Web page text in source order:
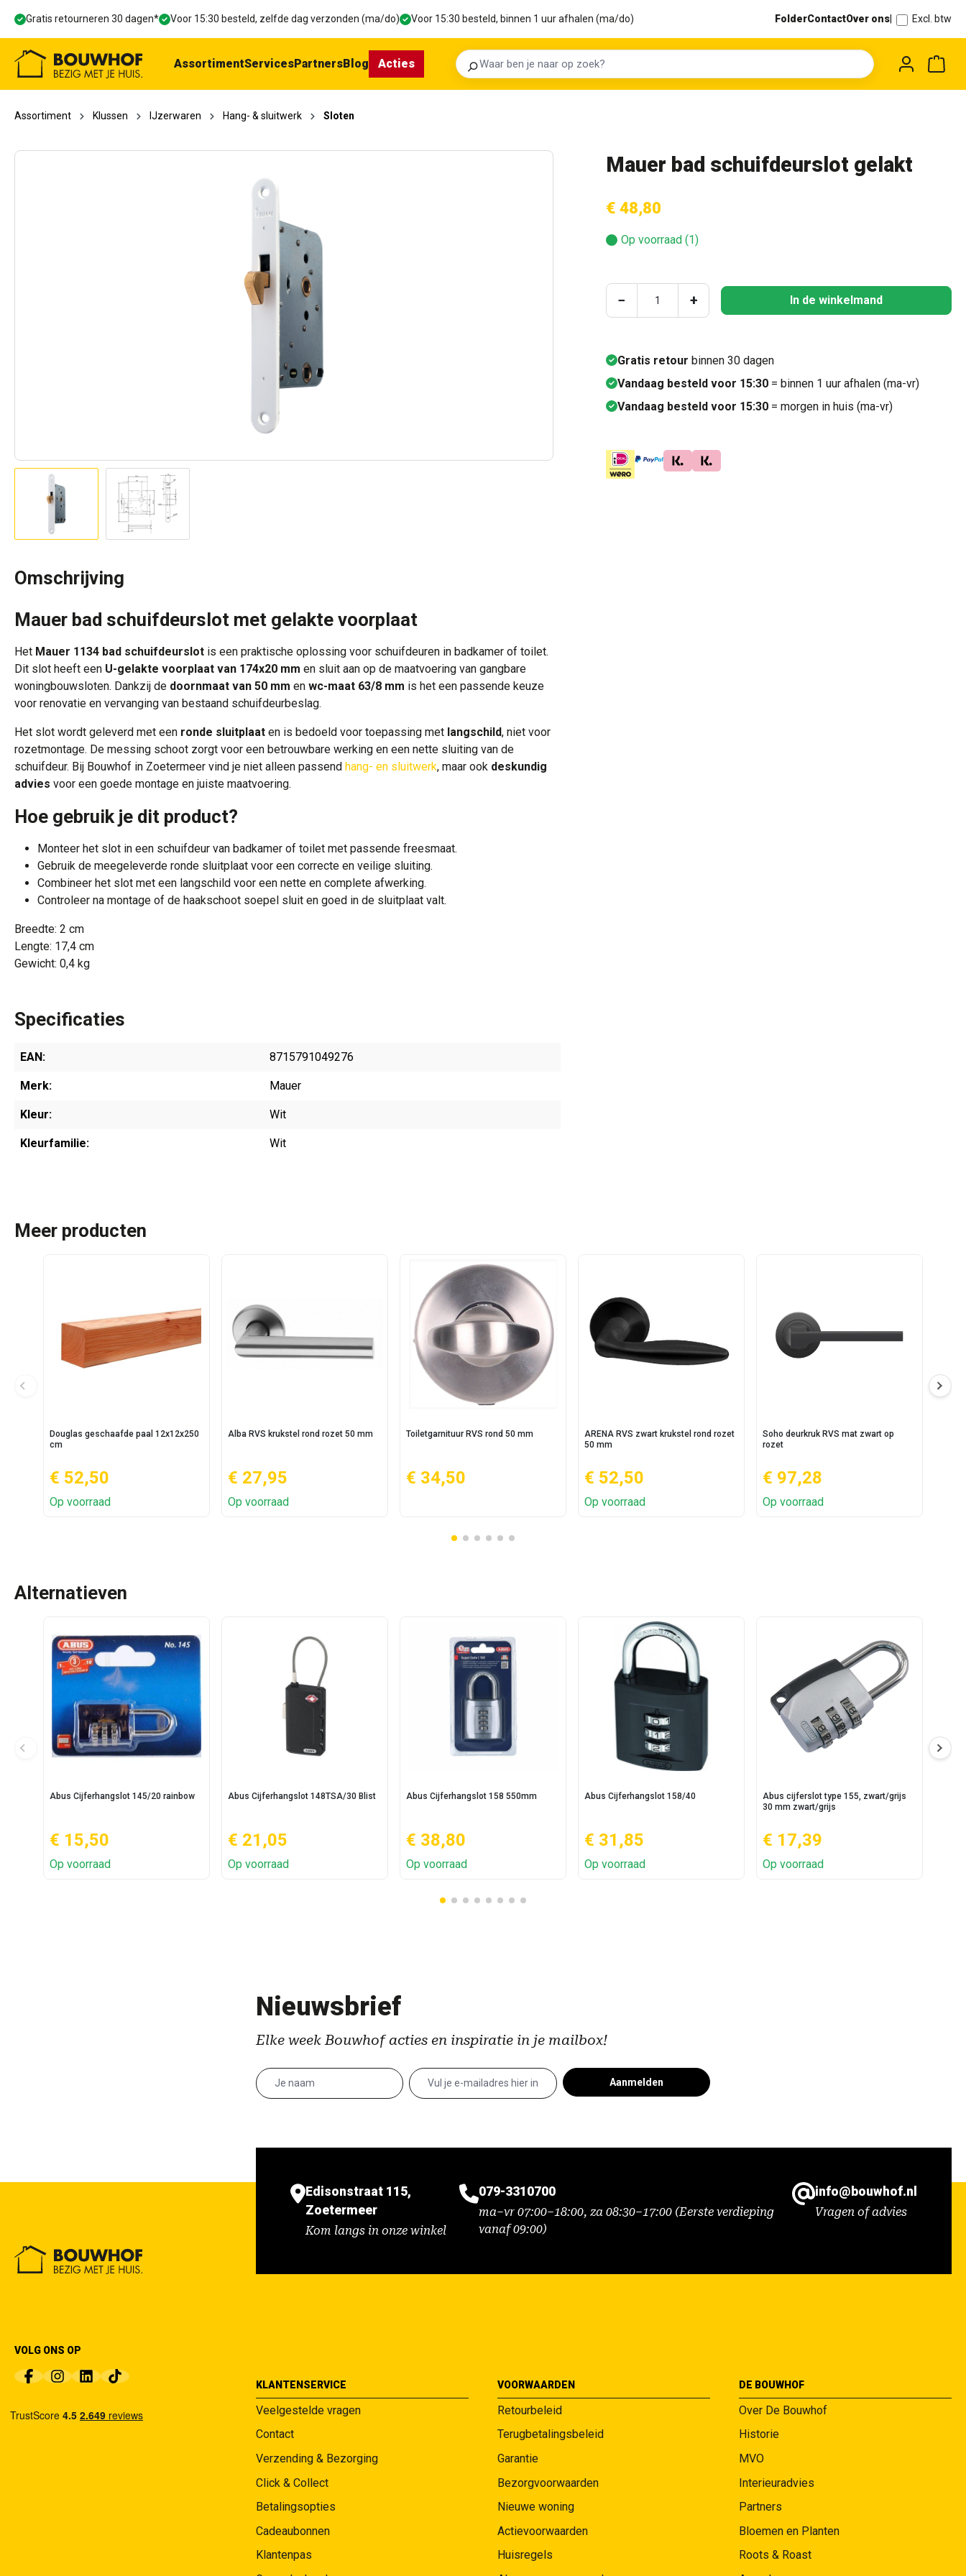
Ga naar de hoofdnavigatie
Gratis retourneren 30 dagen* Voor 15:30 besteld, zelfde dag verzonden (ma/do) Voor 15:30 besteld, binnen 1 uur afhalen (ma/do) FolderContactOver ons Excl. btw
Zoeken
AssortimentServicesPartnersBlog Acties
Assortiment Klussen IJzerwaren Hang- & sluitwerk Sloten
Mauer bad schuifdeurslot gelakt
€ 48,80
Op voorraad (1)
Producthoeveelheid: Voer de gewenste
− + In de winkelmand
Gratis retour binnen 30 dagen
Vandaag besteld voor 15:30= binnen 1 uur afhalen (ma-vr)
Vandaag besteld voor 15:30= morgen in huis (ma-vr)
Omschrijving
Mauer bad schuifdeurslot met gelakte voorplaat
Het Mauer 1134 bad schuifdeurslot is een praktische oplossing voor schuifdeuren in badkamer of toilet.
Dit slot heeft een U-gelakte voorplaat van 174x20 mm en sluit aan op de maatvoering van gangbare
woningbouwsloten. Dankzij de doornmaat van 50 mm en wc-maat 63/8 mm is het een passende keuze
voor renovatie en vervanging van bestaand schuifdeurbeslag.
Het slot wordt geleverd met een ronde sluitplaat en is bedoeld voor toepassing met langschild, niet voor
rozetmontage. De messing schoot zorgt voor een betrouwbare werking en een nette sluiting van de
schuifdeur. Bij Bouwhof in Zoetermeer vind je niet alleen passend hang- en sluitwerk, maar ook deskundig
advies voor een goede montage en juiste maatvoering.
Hoe gebruik je dit product?
Monteer het slot in een schuifdeur van badkamer of toilet met passende freesmaat.
Gebruik de meegeleverde ronde sluitplaat voor een correcte en veilige sluiting.
Combineer het slot met een langschild voor een nette en complete afwerking.
Controleer na montage of de haakschoot soepel sluit en goed in de sluitplaat valt.
Breedte: 2 cm
Lengte: 17,4 cm
Gewicht: 0,4 kg
Specificaties
EAN: 8715791049276
Merk: Mauer
Kleur: Wit
Kleurfamilie: Wit
Meer producten
Douglas geschaafde paal 12x12x250
cm
€ 52,50
Op voorraad
Alba RVS krukstel rond rozet 50 mm
€ 27,95
Op voorraad
Toiletgarnituur RVS rond 50 mm
€ 34,50
ARENA RVS zwart krukstel rond rozet
50 mm
€ 52,50
Op voorraad
Soho deurkruk RVS mat zwart op
rozet
€ 97,28
Op voorraad
Alternatieven
Abus Cijferhangslot 145/20 rainbow
€ 15,50
Op voorraad
Abus Cijferhangslot 148TSA/30 Blist
€ 21,05
Op voorraad
Abus Cijferhangslot 158 550mm
€ 38,80
Op voorraad
Abus Cijferhangslot 158/40
€ 31,85
Op voorraad
Abus cijferslot type 155, zwart/grijs
30 mm zwart/grijs
€ 17,39
Op voorraad
Nieuwsbrief
Elke week Bouwhof acties en inspiratie in je mailbox!
Aanmelden
Edisonstraat 115,
Zoetermeer
Kom langs in onze winkel
079-3310700
ma–vr 07:00–18:00, za 08:30–17:00 (Eerste verdieping
vanaf 09:00)
info@bouwhof.nl
Vragen of advies
VOLG ONS OP
KLANTENSERVICE
Veelgestelde vragen
Contact
Verzending & Bezorging
Click & Collect
Betalingsopties
Cadeaubonnen
Klantenpas
VOORWAARDEN
Retourbeleid
Terugbetalingsbeleid
Garantie
Bezorgvoorwaarden
Nieuwe woning
Actievoorwaarden
Huisregels
DE BOUWHOF
Over De Bouwhof
Historie
MVO
Interieuradvies
Partners
Bloemen en Planten
Roots & Roast